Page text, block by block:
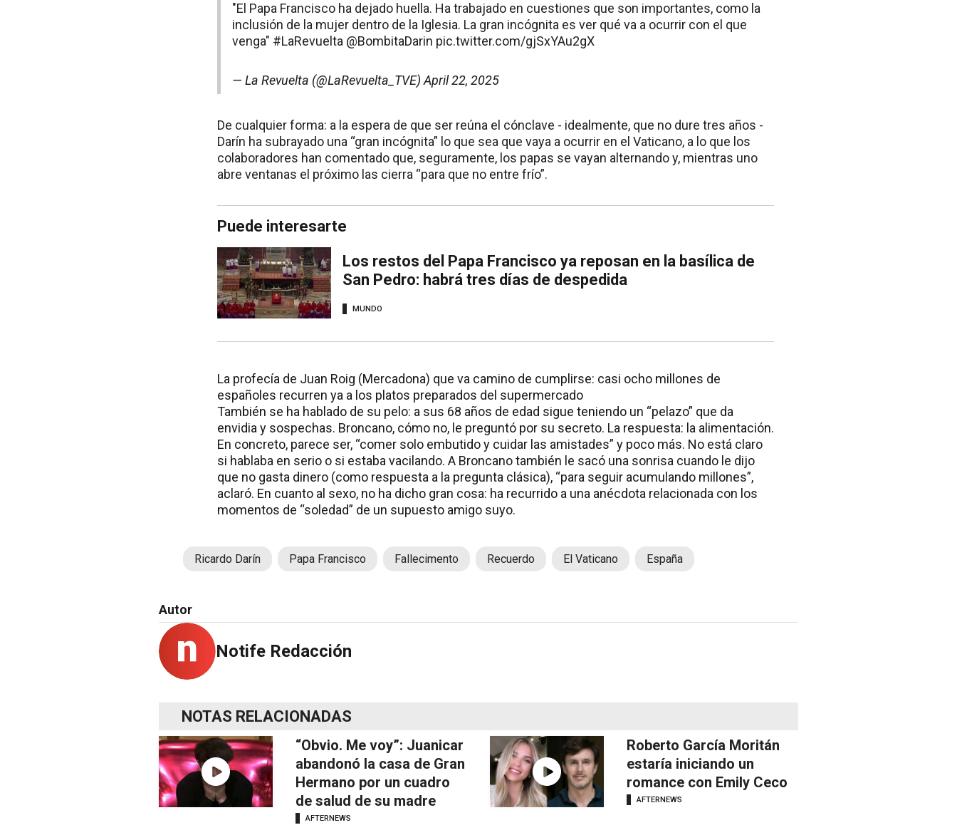
"El Papa Francisco ha dejado huella. Ha trabajado en cuestiones que son importantes, como la
inclusión de la mujer dentro de la Iglesia. La gran incógnita es ver qué va a ocurrir con el que
venga" #LaRevuelta @BombitaDarin pic.twitter.com/gjSxYAu2gX
— La Revuelta (@LaRevuelta_TVE)April 22, 2025
De cualquier forma: a la espera de que ser reúna el cónclave - idealmente, que no dure tres años -
Darín ha subrayado una “gran incógnita” lo que sea que vaya a ocurrir en el Vaticano, a lo que los
colaboradores han comentado que, seguramente, los papas se vayan alternando y, mientras uno
abre ventanas el próximo las cierra “para que no entre frío”.
Puede interesarte
Los restos del Papa Francisco ya reposan en la basílica de
San Pedro: habrá tres días de despedida
MUNDO
La profecía de Juan Roig (Mercadona) que va camino de cumplirse: casi ocho millones de
españoles recurren ya a los platos preparados del supermercado
También se ha hablado de su pelo: a sus 68 años de edad sigue teniendo un “pelazo” que da
envidia y sospechas. Broncano, cómo no, le preguntó por su secreto. La respuesta: la alimentación.
En concreto, parece ser, “comer solo embutido y cuidar las amistades” y poco más. No está claro
si hablaba en serio o si estaba vacilando. A Broncano también le sacó una sonrisa cuando le dijo
que no gasta dinero (como respuesta a la pregunta clásica), “para seguir acumulando millones”,
aclaró. En cuanto al sexo, no ha dicho gran cosa: ha recurrido a una anécdota relacionada con los
momentos de “soledad” de un supuesto amigo suyo.
Ricardo Darín Papa Francisco Fallecimento Recuerdo El Vaticano España
Autor
Notife Redacción
NOTAS RELACIONADAS
“Obvio. Me voy”: Juanicar
abandonó la casa de Gran
Hermano por un cuadro
de salud de su madre
AFTERNEWS
Roberto García Moritán
estaría iniciando un
romance con Emily Ceco
AFTERNEWS